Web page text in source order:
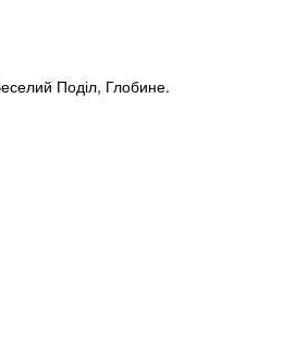
Поділ, Глобине.